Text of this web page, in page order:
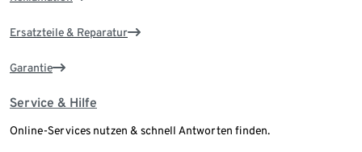
Ersatzteile & Reparatur
Garantie
Service & Hilfe
Online-Services nutzen & schnell Antworten finden.